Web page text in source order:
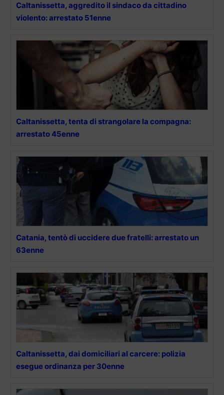
Caltanissetta, aggredito il sindaco da cittadino
violento: arrestato 51enne
Caltanissetta, tenta di strangolare la compagna:
arrestato 45enne
Catania, tentò di uccidere due fratelli: arrestato un
63enne
Caltanissetta, dai domiciliari al carcere: polizia
esegue ordinanza per 30enne